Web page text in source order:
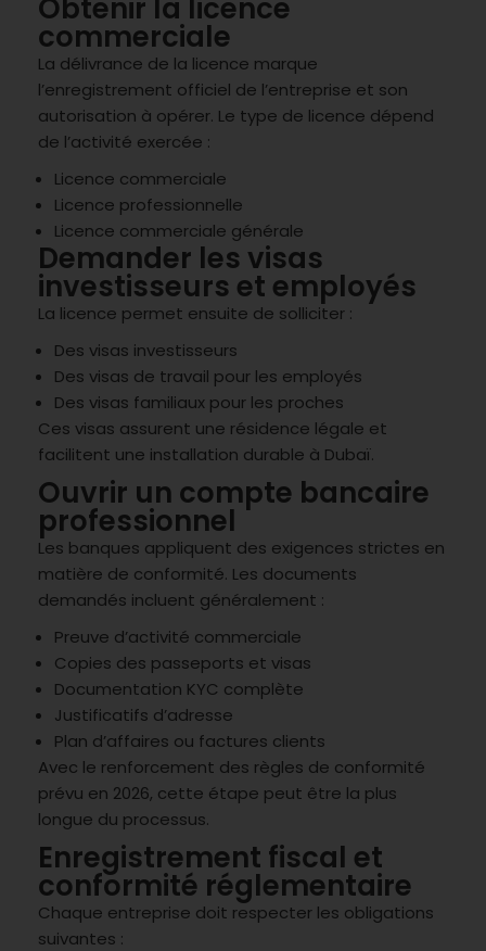
Obtenir la licence
commerciale
La délivrance de la licence marque
l’enregistrement officiel de l’entreprise et son
autorisation à opérer. Le type de licence dépend
de l’activité exercée :
Licence commerciale
Licence professionnelle
Licence commerciale générale
Demander les visas
investisseurs et employés
La licence permet ensuite de solliciter :
Des visas investisseurs
Des visas de travail pour les employés
Des visas familiaux pour les proches
Ces visas assurent une résidence légale et
facilitent une installation durable à Dubaï.
Ouvrir un compte bancaire
professionnel
Les banques appliquent des exigences strictes en
matière de conformité. Les documents
demandés incluent généralement :
Preuve d’activité commerciale
Copies des passeports et visas
Documentation KYC complète
Justificatifs d’adresse
Plan d’affaires ou factures clients
Avec le renforcement des règles de conformité
prévu en 2026, cette étape peut être la plus
longue du processus.
Enregistrement fiscal et
conformité réglementaire
Chaque entreprise doit respecter les obligations
suivantes :